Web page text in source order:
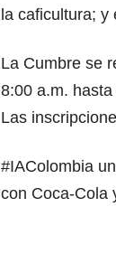
la caficultura;
La Cumbre se
8:00 a.m.
Las
#IAColombia
con Coca-Cola